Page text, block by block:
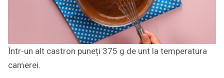
Într-un alt castron puneți 375 g de unt la temperatura
camerei.